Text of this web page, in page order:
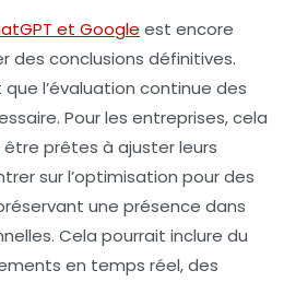
et Google est encore
des conclusions définitives.
l’évaluation continue des
Pour les entreprises, cela
être prêtes à ajuster leurs
sur l’optimisation pour des
une présence dans
Cela pourrait inclure du
en temps réel, des